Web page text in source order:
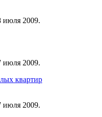
июля 2009.
июля 2009.
квартир
июля 2009.